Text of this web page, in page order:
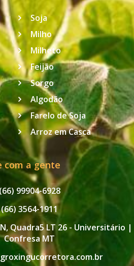
Soja
Milho
Milheto
Feijão
Sorgo
Algodão
Farelo de Soja
Arroz em Casca
com a gente
(66) 99904-6928
(66) 3564-1911
Quadra5 LT 26 - Universitário |
Confresa MT